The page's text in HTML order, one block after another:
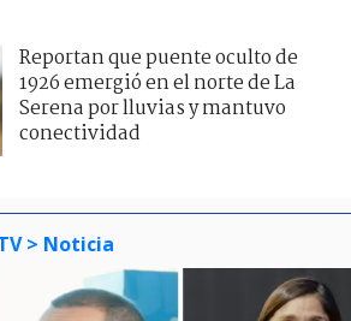
Reportan que puente oculto de
1926 emergió en el norte de La
Serena por lluvias y mantuvo
conectividad
> Noticia